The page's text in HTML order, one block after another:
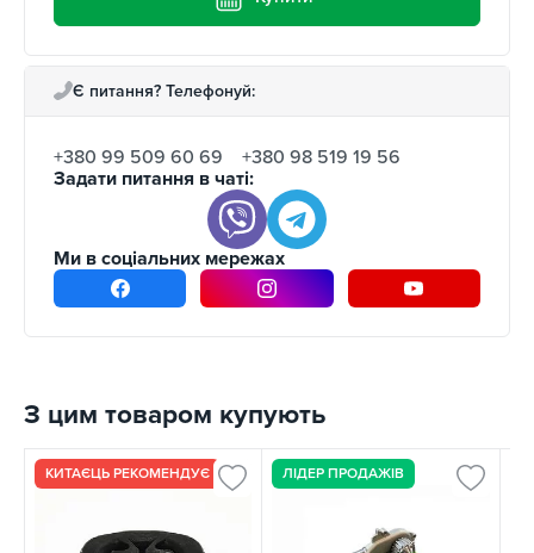
Є питання? Телефонуй:
+380 99 509 60 69
+380 98 519 19 56
Задати питання в чаті:
Ми в соціальних мережах
З цим товаром купують
КИТАЄЦЬ РЕКОМЕНДУЄ ЛІДЕР ПРОДАЖІВ